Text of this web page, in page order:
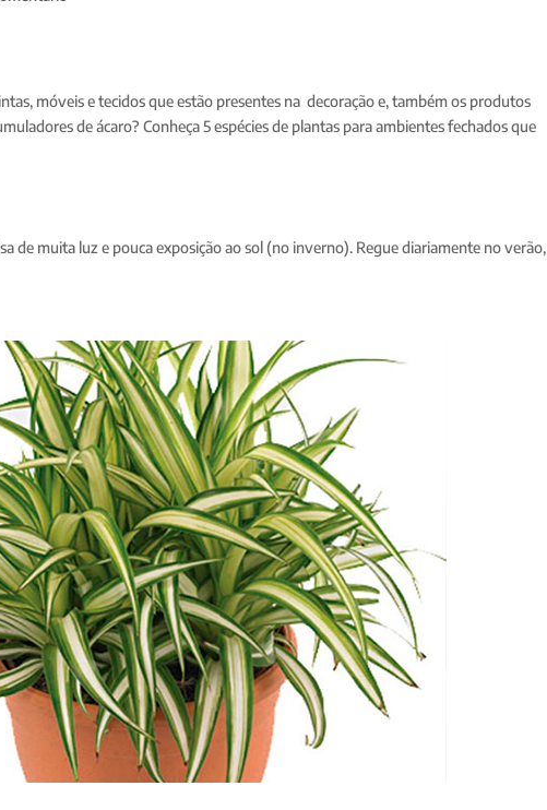
móveis e tecidos que estão presentes na decoração e, também os produtos
de ácaro? Conheça 5 espécies de plantas para ambientes fechados que
de muita luz e pouca exposição ao sol (no inverno). Regue diariamente no